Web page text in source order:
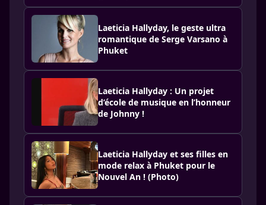
Laeticia Hallyday, le geste ultra
romantique de Serge Varsano à
Phuket
Laeticia Hallyday : Un projet
d’école de musique en l’honneur
de Johnny !
Laeticia Hallyday et ses filles en
mode relax à Phuket pour le
Nouvel An ! (Photo)